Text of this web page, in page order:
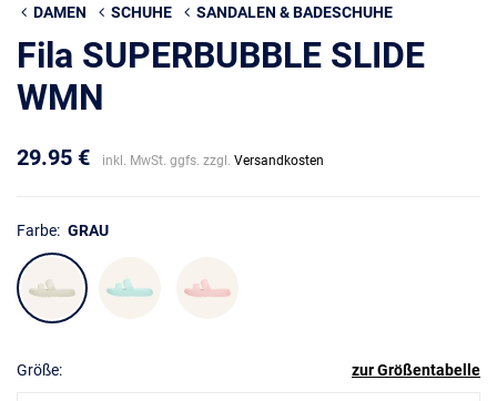
DAMEN SCHUHE SANDALEN & BADESCHUHE
Fila SUPERBUBBLE SLIDE
WMN
29.95 € inkl. MwSt. ggfs. zzgl. Versandkosten
Farbe: GRAU
Größe: zur Größentabelle